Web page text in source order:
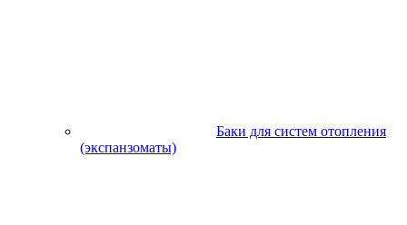
Баки для систем отопления
(экспанзоматы)